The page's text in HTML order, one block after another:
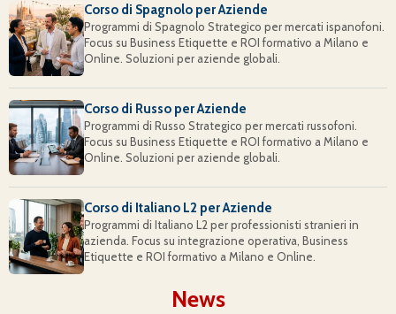
Corso di Spagnolo per Aziende
Programmi di Spagnolo Strategico per mercati ispanofoni.
Focus su Business Etiquette e ROI formativo a Milano e
Online. Soluzioni per aziende globali.
Corso di Russo per Aziende
Programmi di Russo Strategico per mercati russofoni.
Focus su Business Etiquette e ROI formativo a Milano e
Online. Soluzioni per aziende globali.
Corso di Italiano L2 per Aziende
Programmi di Italiano L2 per professionisti stranieri in
azienda. Focus su integrazione operativa, Business
Etiquette e ROI formativo a Milano e Online.
News